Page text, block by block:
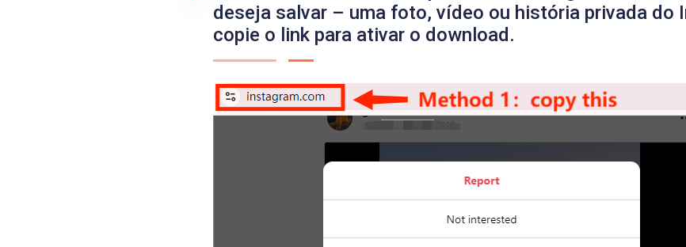
deseja salvar – uma foto, vídeo ou história privada do
copie o link para ativar o download.